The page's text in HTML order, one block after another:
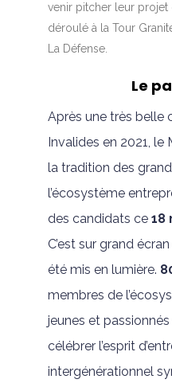
venir pitcher leur projet
déroulé à la Tour
La Défense.
Le
Après une très belle
Invalides en 2021,
la tradition des
l’écosystème
des candidats ce 18
C’est sur grand
été mis en lumière.
membres de
jeunes et
célébrer l’esprit
intergénérationnel